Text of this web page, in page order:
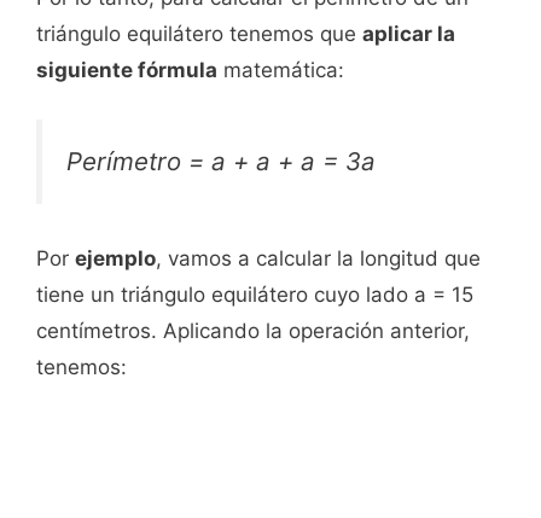
triángulo equilátero tenemos que aplicar la
siguiente fórmula matemática:
Perímetro = a + a + a = 3a
Por ejemplo, vamos a calcular la longitud que
tiene un triángulo equilátero cuyo lado a = 15
centímetros. Aplicando la operación anterior,
tenemos: